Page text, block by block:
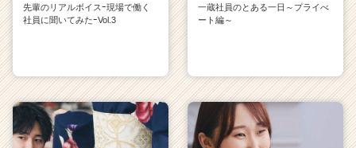
先輩のリアルボイスｰ現場で働く
社員に聞いてみたｰVol.3
一蔵社員のとある一日～プライべ
ート編～